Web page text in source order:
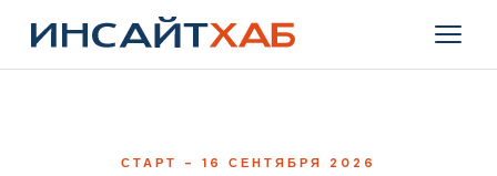
СТАРТ - 16 СЕНТЯБРЯ 2026